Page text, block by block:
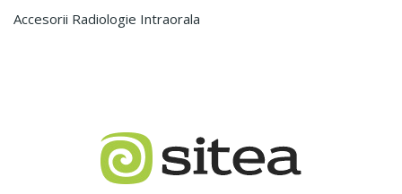
Accesorii Radiologie Intraorala